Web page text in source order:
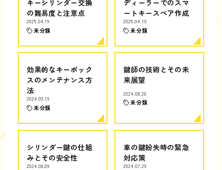
キーシリンダー交換
の難易度と注意点
2025.04.19
未分類
ディーラーでのスマ
ートキースペア作成
2025.04.19
未分類
効果的なキーボック
スのメンテナンス方
法
2024.09.19
未分類
鍵師の技術とその未
来展望
2024.08.26
未分類
シリンダー鍵の仕組
みとその安全性
2024.08.09
車の鍵紛失時の緊急
対応策
2024.07.29